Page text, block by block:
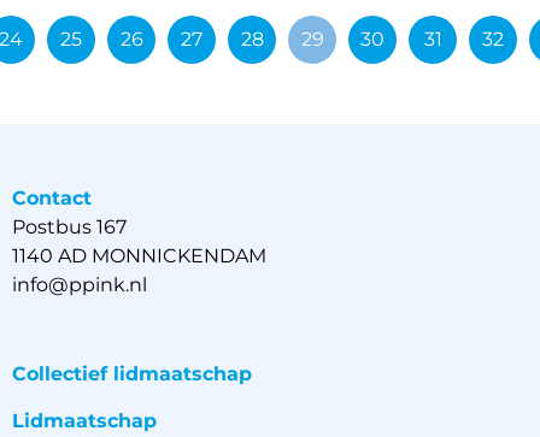
24 25 26 27 28 29 30 31 32
Contact
Postbus 167
1140 AD MONNICKENDAM
info@ppink.nl
Collectief lidmaatschap
Lidmaatschap